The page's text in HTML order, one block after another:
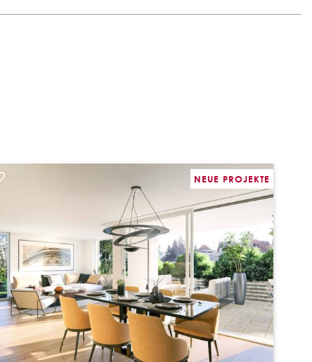
NEUE PROJEKTE